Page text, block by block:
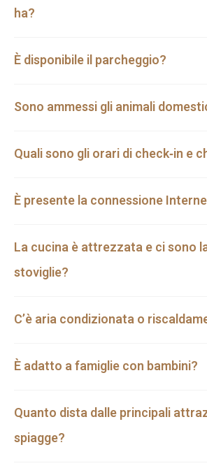
ha?
È disponibile il parcheggio?
Sono ammessi gli animali
Quali sono gli orari di check‑in e
È presente la connessione
La cucina è attrezzata e ci sono
stoviglie?
C’è aria condizionata o
È adatto a famiglie con bambini?
Quanto dista dalle principali
spiagge?